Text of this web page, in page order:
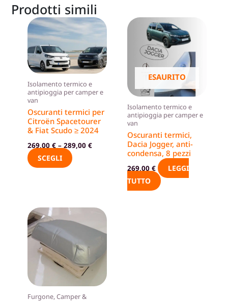
Prodotti simili
Isolamento termico e
antipioggia per camper e
van
Oscuranti termici per
Citroën Spacetourer
& Fiat Scudo ≥ 2024
269,00€ –289,00€
SCEGLI
Questo
prodotto
ha
più
varianti.
Le
opzioni
possono
essere
nella
pagina
ESAURITO
Isolamento termico e
antipioggia per camper e
van
Oscuranti termici,
Dacia Jogger, anti-
condensa, 8 pezzi
269,00 €
LEGGI
TUTTO
Furgone, Camper &
prodotto
ha
più
varianti.
Le
opzioni